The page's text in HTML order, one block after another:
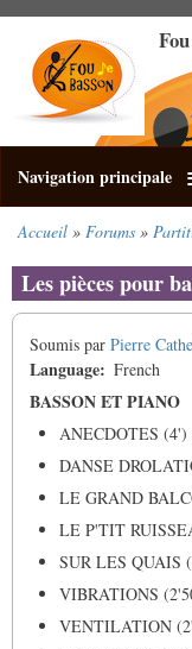
contenu
principal
Navigation principale
d'Ariane
Accueil Forums
Les pièces pour
Soumis par Pierre
Language French
BASSON ET PIANO
ANECDOTES
DANSE
LE GRAND
LE P'TIT
SUR LES QUAIS
VIBRATIONS
VENTILATION